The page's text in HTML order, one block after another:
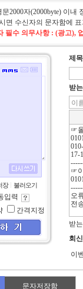
문2000자(2000byte) 이
면 수신자의 문자함에
필수 의무사항 : (광고),
장 불러오기
입력
간격지정
제목
받
받
회
이
문자저장함